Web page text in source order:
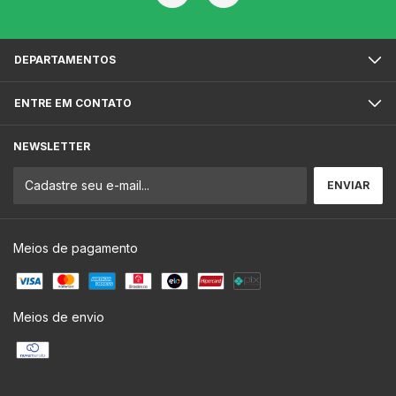
DEPARTAMENTOS
ENTRE EM CONTATO
NEWSLETTER
Meios de pagamento
Meios de envio